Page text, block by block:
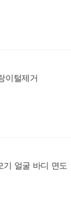
이털제거
기 얼굴 바디 면도